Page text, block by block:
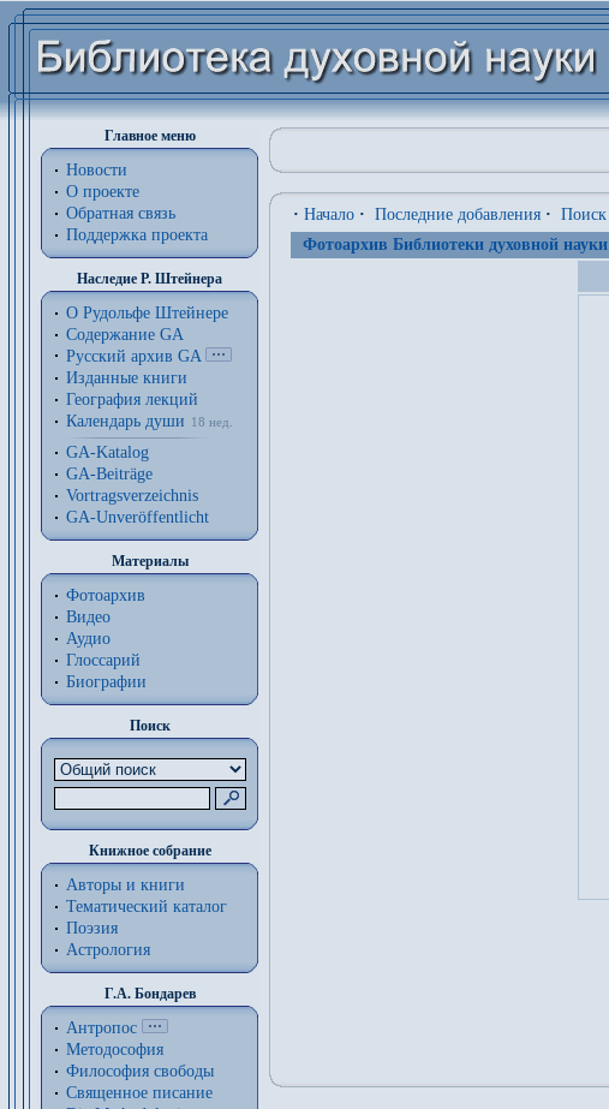
Главное меню
Новости
О проекте
Обратная связь
Поддержка проекта
Наследие Р. Штейнера
О Рудольфе Штейнере
Содержание GA
Русский архив GA
Изданные книги
География лекций
Календарь души
18 нед.
GA-Katalog
GA-Beiträge
Vortragsverzeichnis
GA-Unveröffentlicht
Материалы
Фотоархив
Видео
Аудио
Глоссарий
Биографии
Поиск
Книжное собрание
Авторы и книги
Тематический каталог
Поэзия
Астрология
Г.А. Бондарев
Антропос
Методософия
Философия cвободы
Священное писание
· Начало · Последние добавления · Поиск
Фотоархив Библиотеки духовной науки